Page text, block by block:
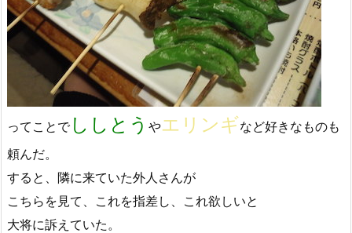
ってことでししとう やエリンギなど好きなものも
頼んだ。
すると、隣に来ていた外人さんが
こちらを見て、これを指差し、これ欲しいと
大将に訴えていた。